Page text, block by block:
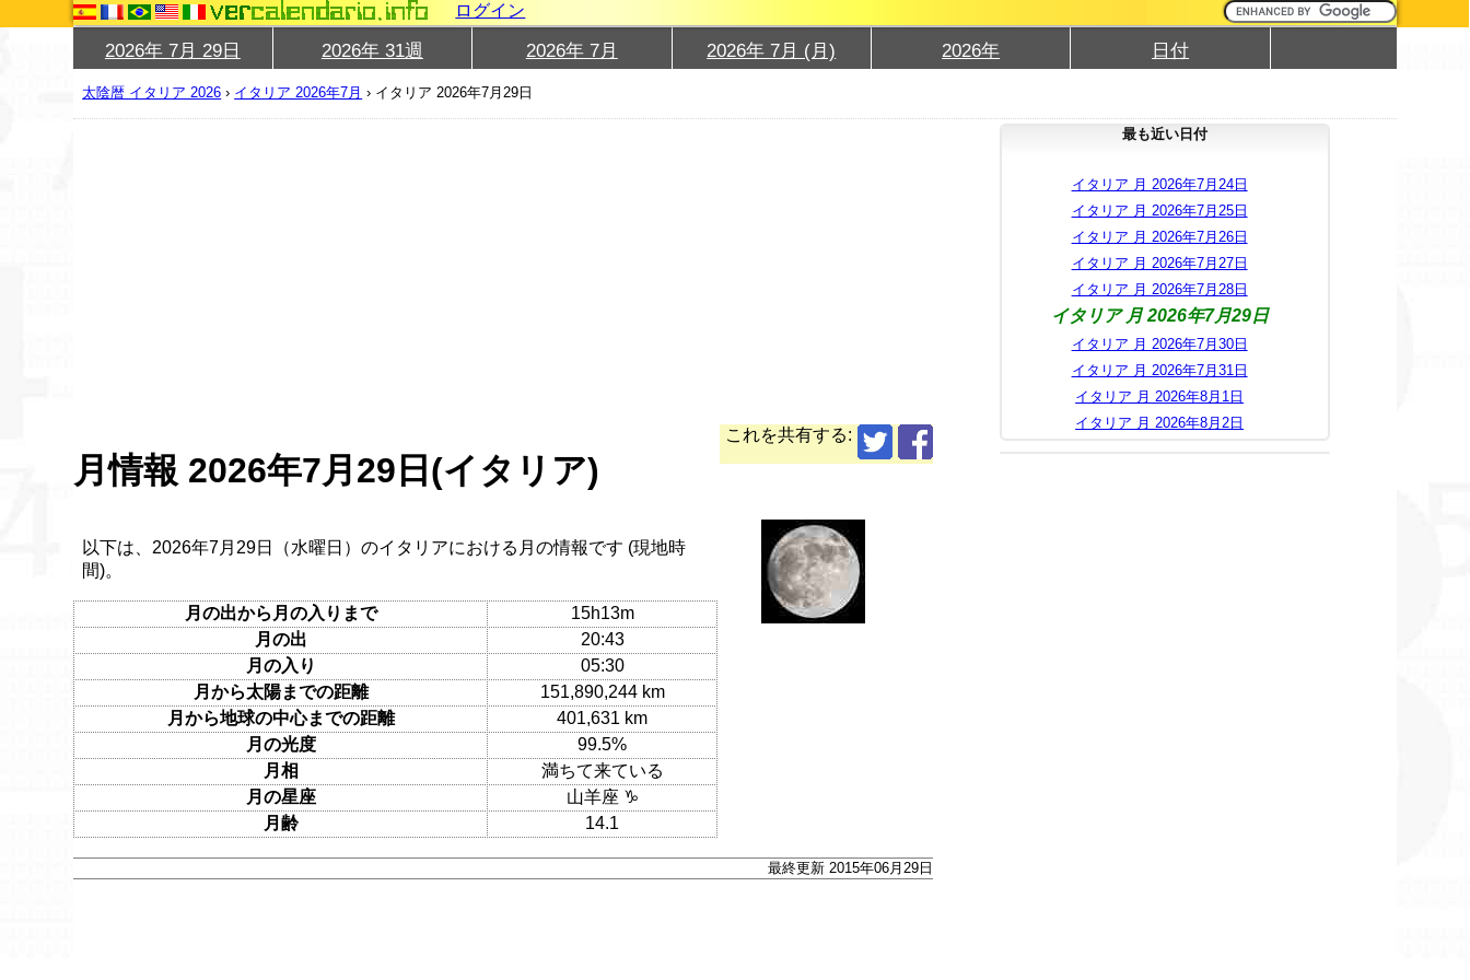
ログイン
2026年 7月 29日 2026年 31週 2026年 7月 2026年 7月 (月) 2026年 日付
太陰暦 イタリア 2026 › イタリア 2026年7月 › イタリア 2026年7月29日
これを共有する:
月情報 2026年7月29日(イタリア)
以下は、2026年7月29日（水曜日）のイタリアにおける月の情報です (現地時
間)。
月の出から月の入りまで
15h13m
月の出
20:43
月の入り
05:30
月から太陽までの距離
151,890,244 km
月から地球の中心までの距離
401,631 km
月の光度
99.5%
月相
満ちて来ている
月の星座
山羊座 ♑
月齢
14.1
最終更新 2015年06月29日
最も近い日付
イタリア 月 2026年7月24日
イタリア 月 2026年7月25日
イタリア 月 2026年7月26日
イタリア 月 2026年7月27日
イタリア 月 2026年7月28日
イタリア 月 2026年7月29日
イタリア 月 2026年7月30日
イタリア 月 2026年7月31日
イタリア 月 2026年8月1日
イタリア 月 2026年8月2日